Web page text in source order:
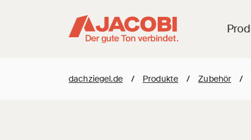
dachziegel.de / Produkte / Zubehör /